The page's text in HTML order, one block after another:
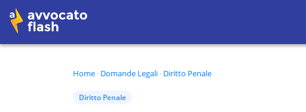
Home · Domande Legali · Diritto Penale
Diritto Penale